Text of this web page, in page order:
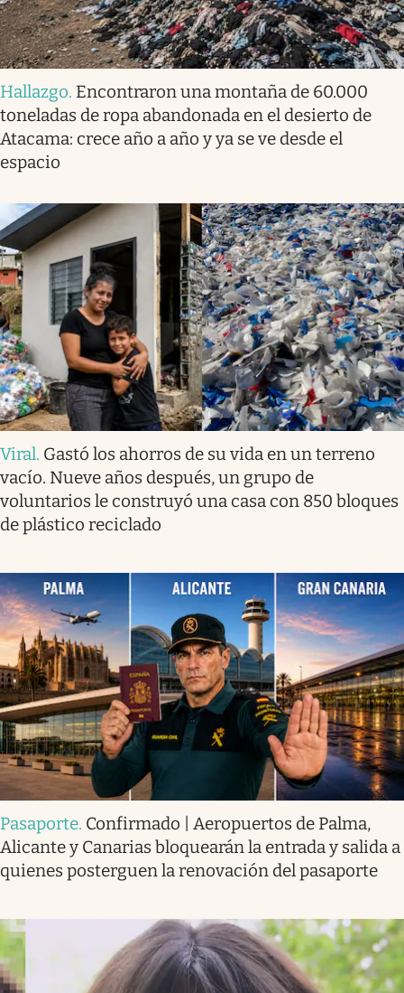
Hallazgo. Encontraron una montaña de 60.000
toneladas de ropa abandonada en el desierto de
Atacama: crece año a año y ya se ve desde el
espacio
Viral. Gastó los ahorros de su vida en un terreno
vacío. Nueve años después, un grupo de
voluntarios le construyó una casa con 850 bloques
de plástico reciclado
Pasaporte. Confirmado | Aeropuertos de Palma,
Alicante y Canarias bloquearán la entrada y salida a
quienes posterguen la renovación del pasaporte